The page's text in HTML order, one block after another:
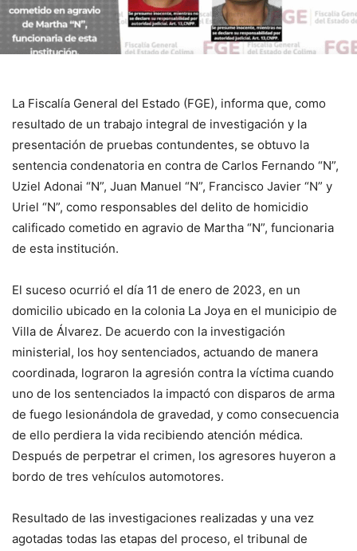
La Fiscalía General del Estado (FGE), informa que, como
resultado de un trabajo integral de investigación y la
presentación de pruebas contundentes, se obtuvo la
sentencia condenatoria en contra de Carlos Fernando “N”,
Uziel Adonai “N”, Juan Manuel “N”, Francisco Javier “N” y
Uriel “N”, como responsables del delito de homicidio
calificado cometido en agravio de Martha “N”, funcionaria
de esta institución.
El suceso ocurrió el día 11 de enero de 2023, en un
domicilio ubicado en la colonia La Joya en el municipio de
Villa de Álvarez. De acuerdo con la investigación
ministerial, los hoy sentenciados, actuando de manera
coordinada, lograron la agresión contra la víctima cuando
uno de los sentenciados la impactó con disparos de arma
de fuego lesionándola de gravedad, y como consecuencia
de ello perdiera la vida recibiendo atención médica.
Después de perpetrar el crimen, los agresores huyeron a
bordo de tres vehículos automotores.
Resultado de las investigaciones realizadas y una vez
agotadas todas las etapas del proceso, el tribunal de